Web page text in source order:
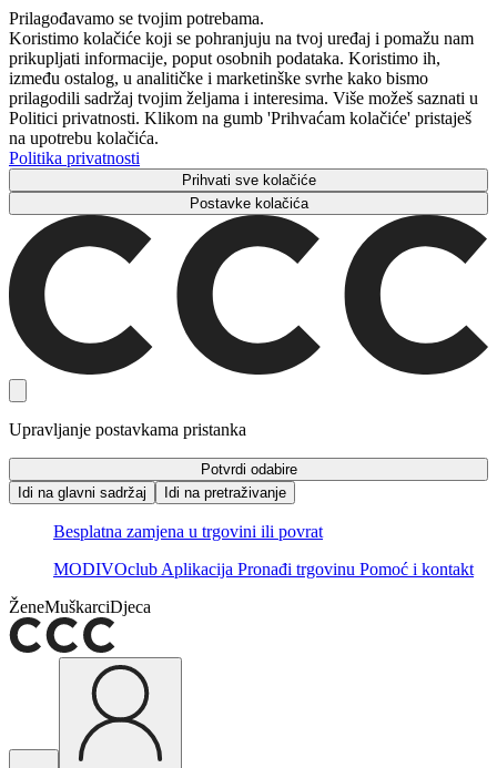
Prilagođavamo se tvojim potrebama.
Koristimo kolačiće koji se pohranjuju na tvoj uređaj i pomažu nam
prikupljati informacije, poput osobnih podataka. Koristimo ih,
između ostalog, u analitičke i marketinške svrhe kako bismo
prilagodili sadržaj tvojim željama i interesima. Više možeš saznati u
Politici privatnosti. Klikom na gumb 'Prihvaćam kolačiće' pristaješ
na upotrebu kolačića.
Politika privatnosti
Prihvati sve kolačiće
Postavke kolačića
Upravljanje postavkama pristanka
Potvrdi odabire
Idi na glavni sadržaj
Idi na pretraživanje
Besplatna zamjena u trgovini ili povrat
MODIVOclub Aplikacija Pronađi trgovinu Pomoć i kontakt
ŽeneMuškarciDjeca